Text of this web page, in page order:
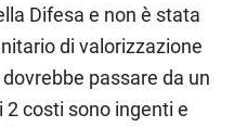
Difesa e non è stata
di valorizzazione
passare da un
costi sono ingenti e